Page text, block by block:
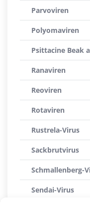
Parvoviren
Polyomaviren
Psittacine Beak
Ranaviren
Reoviren
Rotaviren
Rustrela-Virus
Sackbrutvirus
Schmallenberg-
Sendai-Virus